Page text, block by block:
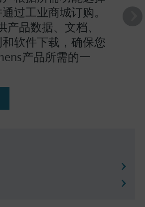
过工业商城订购。
产品数据、文档、
软件下载，确保您
产品所需的一